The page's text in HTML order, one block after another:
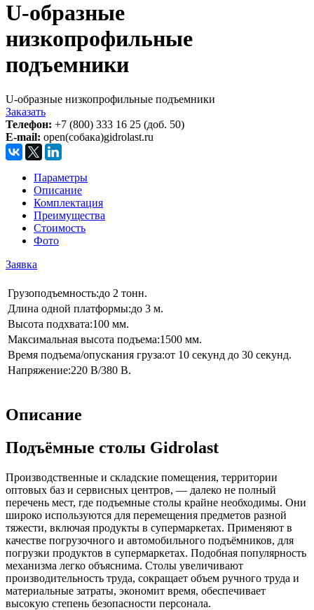
U-образные
низкопрофильные
подъемники
U-образные низкопрофильные подъемники
Заказать
Телефон: +7 (800) 333 16 25 (доб. 50)
E-mail: open(собака)gidrolast.ru
Параметры
Описание
Комплектация
Преимущества
Стоимость
Фото
Заявка
Грузоподъемность:до 2 тонн.
Длина одной платформы:до 3 м.
Высота подхвата:100 мм.
Максимальная высота подъема:1500 мм.
Время подъема/опускания груза:от 10 секунд до 30 секунд.
Напряжение:220 В/380 В.
Описание
Подъёмные столы Gidrolast
Производственные и складские помещения, территории
оптовых баз и сервисных центров, — далеко не полный
перечень мест, где подъемные столы крайне необходимы. Они
широко используются для перемещения предметов разной
тяжести, включая продукты в супермаркетах. Применяют в
качестве погрузочного и автомобильного подъёмников, для
погрузки продуктов в супермаркетах. Подобная популярность
механизма легко объяснима. Столы увеличивают
производительность труда, сокращает объем ручного труда и
материальные затраты, экономит время, обеспечивает
высокую степень безопасности персонала.